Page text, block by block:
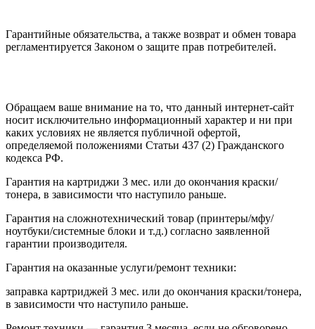
Гарантийные обязательства, а также возврат и обмен товара
регламентируется Законом о защите прав потребителей.
Обращаем ваше внимание на то, что данный интернет-сайт
носит исключительно информационный характер и ни при
каких условиях не является публичной офертой,
определяемой положениями Статьи 437 (2) Гражданского
кодекса РФ.
Гарантия на картриджи 3 мес. или до окончания краски/
тонера, в зависимости что наступило раньше.
Гарантия на сложнотехнический товар (принтеры/мфу/
ноутбуки/системные блоки и т.д.) согласно заявленной
гарантии производителя.
Гарантия на оказанные услуги/ремонт техники:
заправка картриджей 3 мес. или до окончания краски/тонера,
в зависимости что наступило раньше.